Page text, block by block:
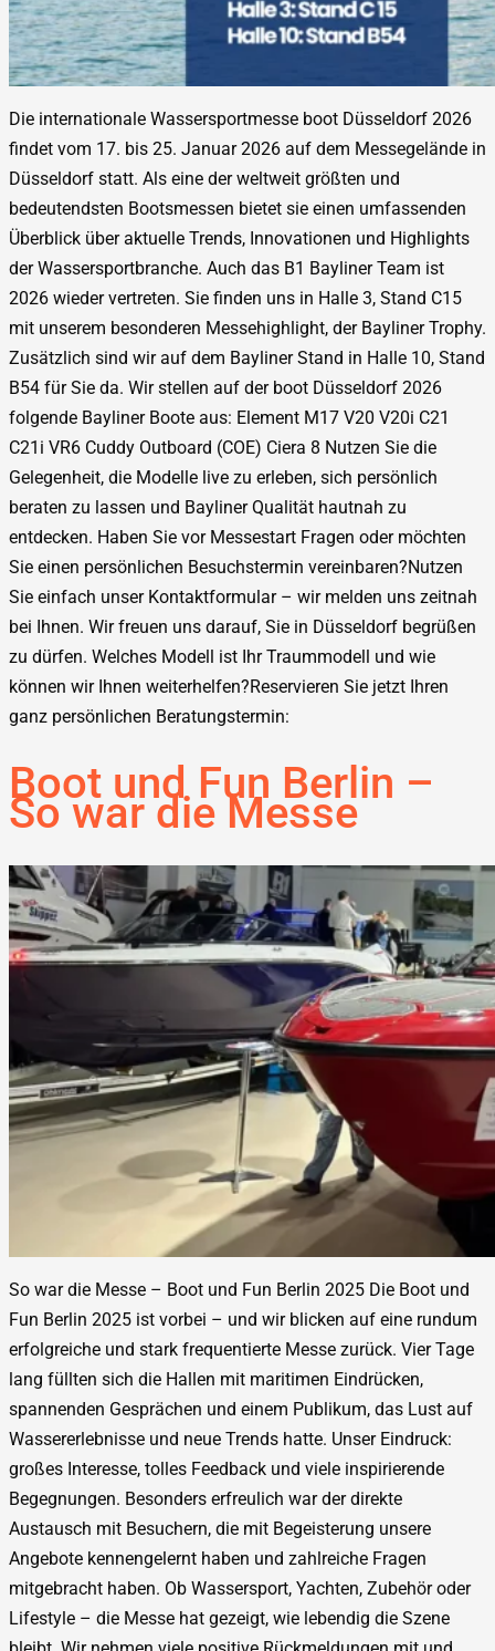
Die internationale Wassersportmesse boot Düsseldorf 2026
findet vom 17. bis 25. Januar 2026 auf dem Messegelände in
Düsseldorf statt. Als eine der weltweit größten und
bedeutendsten Bootsmessen bietet sie einen umfassenden
Überblick über aktuelle Trends, Innovationen und Highlights
der Wassersportbranche. Auch das B1 Bayliner Team ist
2026 wieder vertreten. Sie finden uns in Halle 3, Stand C15
mit unserem besonderen Messehighlight, der Bayliner Trophy.
Zusätzlich sind wir auf dem Bayliner Stand in Halle 10, Stand
B54 für Sie da. Wir stellen auf der boot Düsseldorf 2026
folgende Bayliner Boote aus: Element M17 V20 V20i C21
C21i VR6 Cuddy Outboard (COE) Ciera 8 Nutzen Sie die
Gelegenheit, die Modelle live zu erleben, sich persönlich
beraten zu lassen und Bayliner Qualität hautnah zu
entdecken. Haben Sie vor Messestart Fragen oder möchten
Sie einen persönlichen Besuchstermin vereinbaren?Nutzen
Sie einfach unser Kontaktformular – wir melden uns zeitnah
bei Ihnen. Wir freuen uns darauf, Sie in Düsseldorf begrüßen
zu dürfen. Welches Modell ist Ihr Traummodell und wie
können wir Ihnen weiterhelfen?Reservieren Sie jetzt Ihren
ganz persönlichen Beratungstermin:
Boot und Fun Berlin –
So war die Messe
So war die Messe – Boot und Fun Berlin 2025 Die Boot und
Fun Berlin 2025 ist vorbei – und wir blicken auf eine rundum
erfolgreiche und stark frequentierte Messe zurück. Vier Tage
lang füllten sich die Hallen mit maritimen Eindrücken,
spannenden Gesprächen und einem Publikum, das Lust auf
Wassererlebnisse und neue Trends hatte. Unser Eindruck:
großes Interesse, tolles Feedback und viele inspirierende
Begegnungen. Besonders erfreulich war der direkte
Austausch mit Besuchern, die mit Begeisterung unsere
Angebote kennengelernt haben und zahlreiche Fragen
mitgebracht haben. Ob Wassersport, Yachten, Zubehör oder
Lifestyle – die Messe hat gezeigt, wie lebendig die Szene